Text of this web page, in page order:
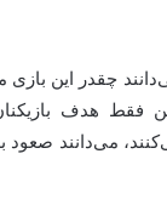
چقدر این
فقط هدف
می‌دانند صعود